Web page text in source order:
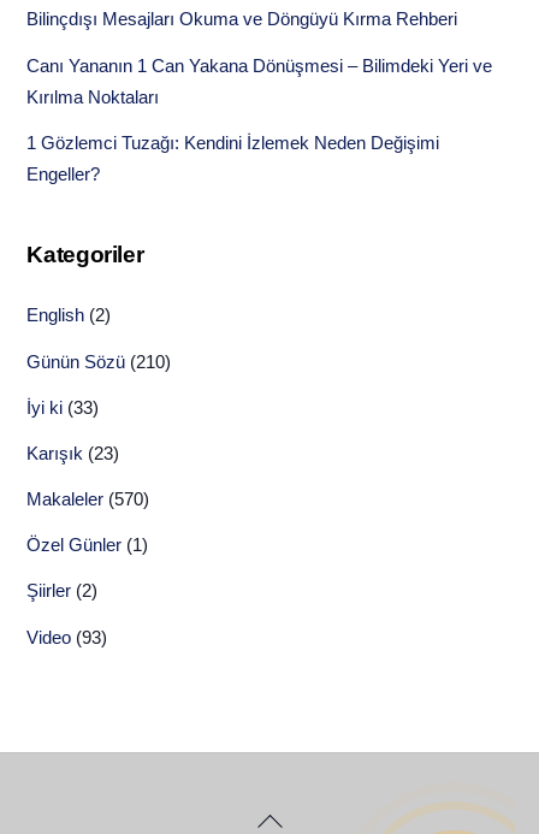
Bilinçdışı Mesajları Okuma ve Döngüyü Kırma Rehberi
Canı Yananın 1 Can Yakana Dönüşmesi – Bilimdeki Yeri ve
Kırılma Noktaları
1 Gözlemci Tuzağı: Kendini İzlemek Neden Değişimi
Engeller?
Kategoriler
English (2)
Günün Sözü (210)
İyi ki (33)
Karışık (23)
Makaleler (570)
Özel Günler (1)
Şiirler (2)
Video (93)
Back